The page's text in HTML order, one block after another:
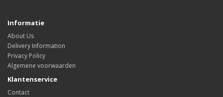
Informatie
About Us
Delivery Information
Privacy Policy
Algemene voorwaarden
Klantenservice
Contact